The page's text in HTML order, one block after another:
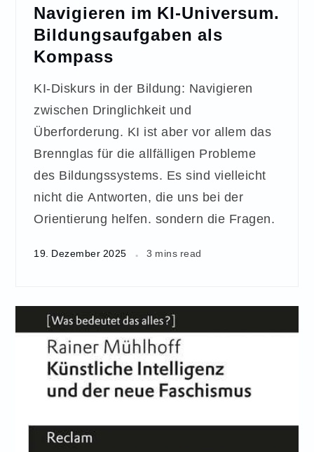
Navigieren im KI-Universum.
Bildungsaufgaben als
Kompass
KI-Diskurs in der Bildung: Navigieren
zwischen Dringlichkeit und
Überforderung. KI ist aber vor allem das
Brennglas für die allfälligen Probleme
des Bildungssystems. Es sind vielleicht
nicht die Antworten, die uns bei der
Orientierung helfen. sondern die Fragen.
19. Dezember 2025 3 mins read